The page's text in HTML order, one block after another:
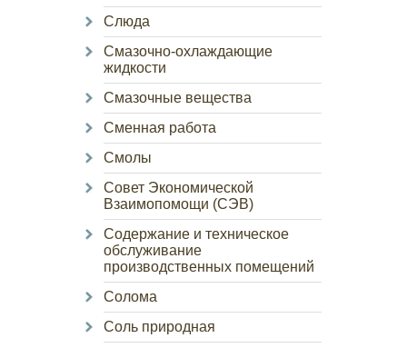
Слюда
Смазочно-охлаждающие
жидкости
Смазочные вещества
Сменная работа
Смолы
Совет Экономической
Взаимопомощи (СЭВ)
Содержание и техническое
обслуживание
производственных помещений
Солома
Соль природная